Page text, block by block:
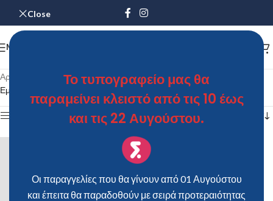
Close
Το τυπογραφείο μας θα
παραμείνει κλειστό από τις 10 έως
και τις 22 Αυγούστου.
Οι παραγγελίες που θα γίνουν από 01 Αυγούστου
και έπειτα θα παραδοθούν με σειρά προτεραιότητας
MENU
Αρχική σελίδα
Προϊόντα με ετικέτα “ΚΟΥΤΙ KS – CHRISTMAS A4”
Εμφάνιση του μοναδικού αποτελέσματος